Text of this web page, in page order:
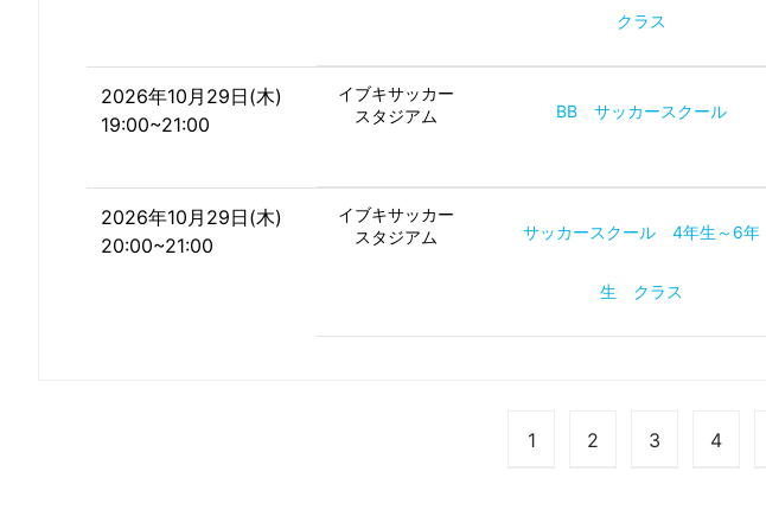
クラス
2026年10月29日(木)
19:00~21:00
イブキサッカー
スタジアム
BB サッカースクール
2026年10月29日(木)
20:00~21:00
イブキサッカー
スタジアム
サッカースクール 4年生～6年
生 クラス
1 2 3 4